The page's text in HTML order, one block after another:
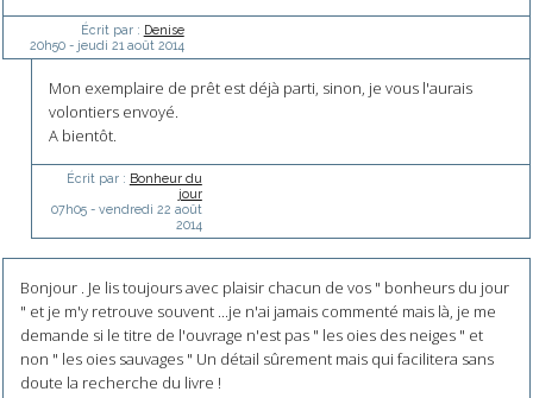
Écrit par : Denise
20h50- jeudi 21 août 2014
Mon exemplaire de prêt est déjà parti, sinon, je vous l'aurais
volontiers envoyé.
A bientôt.
Écrit par : Bonheur du
jour
07h05- vendredi 22 août
2014
Bonjour . Je lis toujours avec plaisir chacun de vos " bonheurs du jour
" et je m'y retrouve souvent ...je n'ai jamais commenté mais là, je me
demande si le titre de l'ouvrage n'est pas " les oies des neiges " et
non " les oies sauvages " Un détail sûrement mais qui facilitera sans
doute la recherche du livre !